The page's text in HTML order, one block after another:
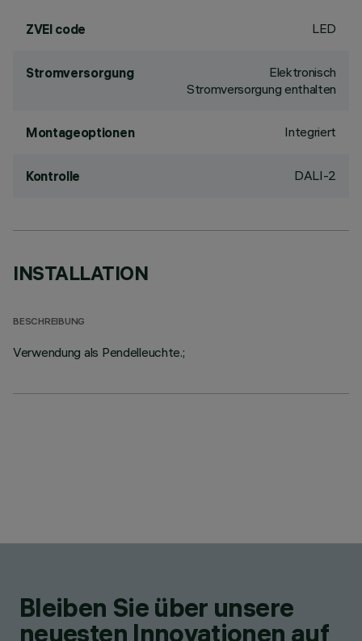
ZVEI code LED
Stromversorgung
Elektronisch
Stromversorgung enthalten
Montageoptionen Integriert
Kontrolle DALI-2
INSTALLATION
BESCHREIBUNG
Verwendung als Pendelleuchte.;
Bleiben Sie über unsere
neuesten Innovationen auf